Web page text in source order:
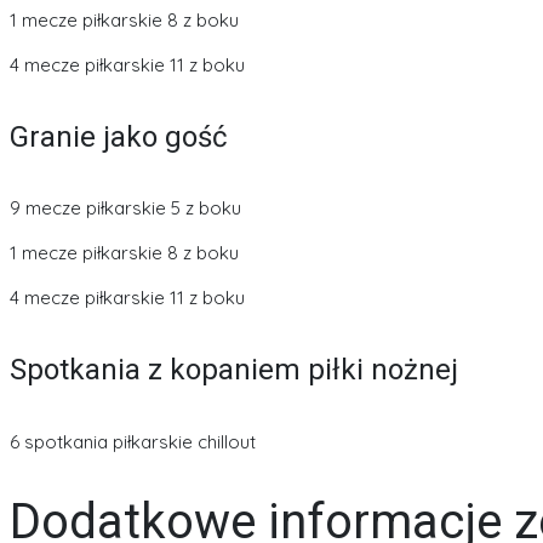
1 mecze piłkarskie 8 z boku
4 mecze piłkarskie 11 z boku
Granie jako gość
9 mecze piłkarskie 5 z boku
1 mecze piłkarskie 8 z boku
4 mecze piłkarskie 11 z boku
Spotkania z kopaniem piłki nożnej
6 spotkania piłkarskie chillout
Dodatkowe informacje